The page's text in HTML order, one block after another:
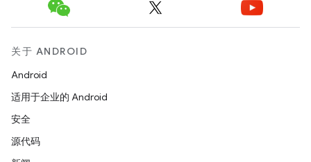
关于 ANDROID
Android
适用于企业的 Android
安全
源代码